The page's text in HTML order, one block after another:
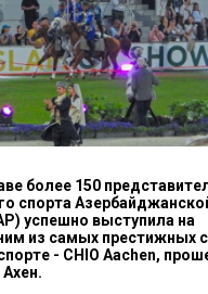
более 150
спорта
успешно выступила на
из самых престижных
- CHIO Aachen,